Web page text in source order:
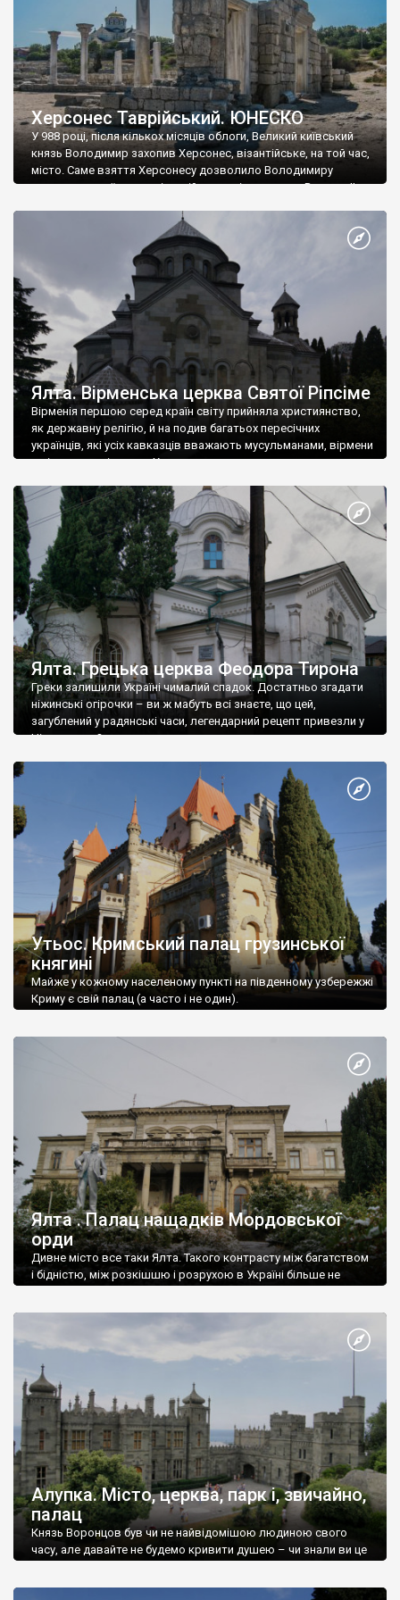
Херсонес Таврійський. ЮНЕСКО
У 988 році, після кількох місяців облоги, Великий київський
князь Володимир захопив Херсонес, візантійське, на той час,
місто. Саме взяття Херсонесу дозволило Володимиру
диктувати свої умови візантійському імператору Василю ІІ, та
Херсонесі Володимир-язичник, став Василем-християнином.
А потім було Хрещення Русі. На честь Херсонесу Таврійського
Ялта. Вірменська церква Святої Ріпсіме
Вірменія першою серед країн світу прийняла християнство,
як державну релігію, й на подив багатьох пересічних
українців, які усіх кавказців вважають мусульманами, вірмени
є відданими вірянами Христа
Ялта. Грецька церква Феодора Тирона
Греки залишили Україні чималий спадок. Достатньо згадати
ніжинські огірочки – ви ж мабуть всі знаєте, що цей,
загублений у радянські часи, легендарний рецепт привезли у
Ніжин греки?
Утьос. Кримський палац грузинської
княгині
Майже у кожному населеному пункті на південному узбережжі
Криму є свій палац (а часто і не один).
Ялта . Палац нащадків Мордовської
орди
Дивне місто все таки Ялта. Такого контрасту між багатством
і бідністю, між розкішшю і розрухою в Україні більше не
Алупка. Місто, церква, парк і, звичайно,
палац
Князь Воронцов був чи не найвідомішою людиною свого
часу, але давайте не будемо кривити душею – чи знали ви це